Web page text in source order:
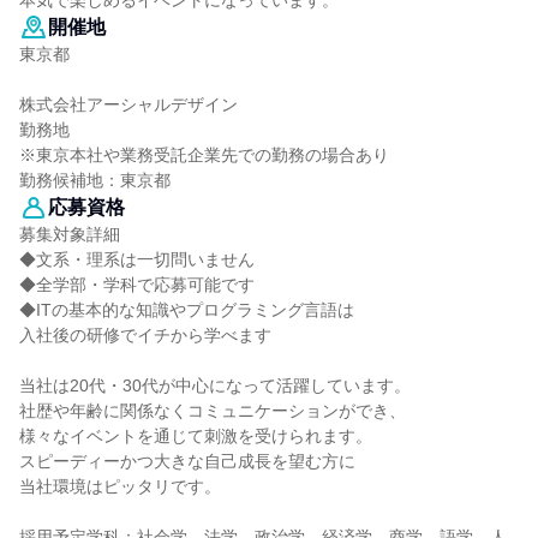
開催地
東京都
株式会社アーシャルデザイン
勤務地
※東京本社や業務受託企業先での勤務の場合あり
勤務候補地：東京都
応募資格
募集対象詳細
◆文系・理系は一切問いません
◆全学部・学科で応募可能です
◆ITの基本的な知識やプログラミング言語は
入社後の研修でイチから学べます
当社は20代・30代が中心になって活躍しています。
社歴や年齢に関係なくコミュニケーションができ、
様々なイベントを通じて刺激を受けられます。
スピーディーかつ大きな自己成長を望む方に
当社環境はピッタリです。